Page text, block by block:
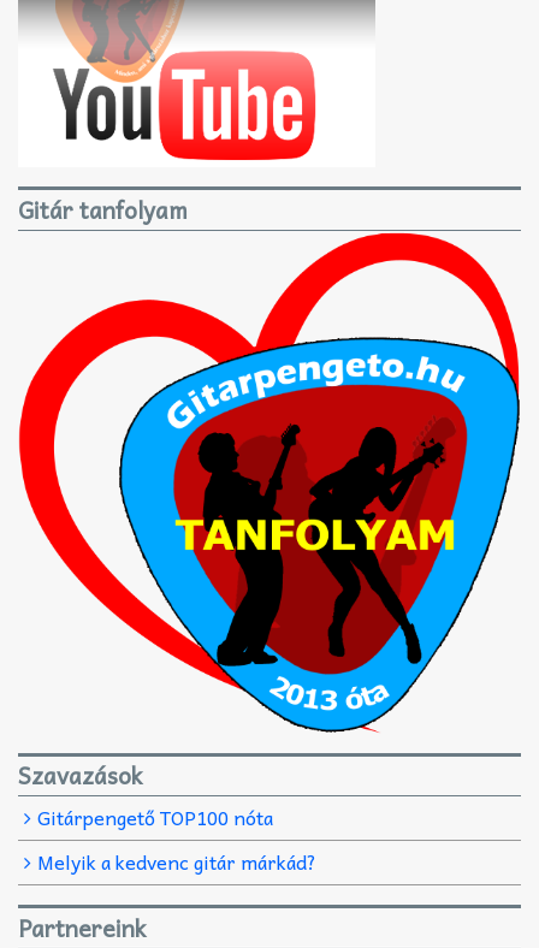
Gitár tanfolyam
Szavazások
Gitárpengető TOP100 nóta
Melyik a kedvenc gitár márkád?
Partnereink